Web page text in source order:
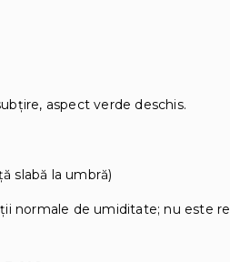
aspect verde deschis.
slabă la umbră)
normale de umiditate; nu este